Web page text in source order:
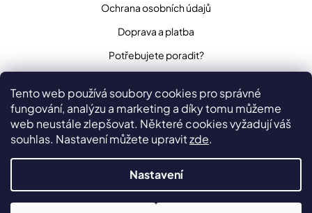
Tento web používá soubory cookies pro správné
fungování, analýzu a marketing a díky tomu můžeme
web neustále zlepšovat. Některé cookies vyžadují váš
souhlas. Nastavení můžete upravitzde.
Nastavení
Ochrana osobních údajů
Doprava a platba
Potřebujete poradit?
SLEDUJTE NÁS
Vytvořilo na platformě ShoptetCopyright 2026